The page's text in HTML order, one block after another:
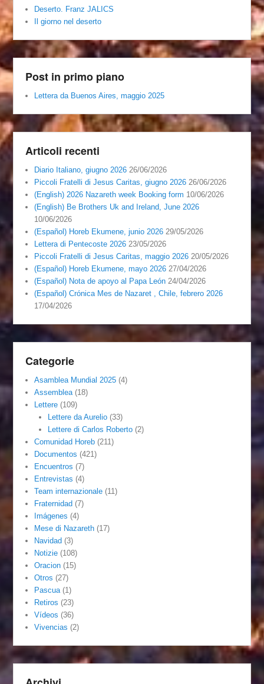
Deserto. Franz JALICS
Il giorno nel deserto
Post in primo piano
Lettera da Buenos Aires, maggio 2025
Articoli recenti
Diario Italiano, giugno 2026 26/06/2026
Piccoli Fratelli di Jesus Caritas, giugno 2026 26/06/2026
(English) 2026 Nazareth week Booking form 10/06/2026
(English) Be Brothers Uk and Ireland, June 2026
10/06/2026
(Español) Horeb Ekumene, junio 2026 29/05/2026
Lettera di Pentecoste 2026 23/05/2026
Piccoli Fratelli di Jesus Caritas, maggio 2026 20/05/2026
(Español) Horeb Ekumene, mayo 2026 27/04/2026
(Español) Nota de apoyo al Papa León 24/04/2026
(Español) Crónica Mes de Nazaret , Chile, febrero 2026
17/04/2026
Categorie
Asamblea Mundial 2025 (4)
Assemblea(18)
Lettere (109)
Lettere da Aurelio(33)
Lettere di Carlos Roberto(2)
Comunidad Horeb (211)
Documentos (421)
Encuentros (7)
Entrevistas (4)
Team internazionale (11)
Fraternidad (7)
Imágenes (4)
Mese di Nazareth (17)
Navidad (3)
Notizie (108)
Oracion (15)
Otros (27)
Pascua(1)
Retiros (23)
Vídeos (36)
Vivencias (2)